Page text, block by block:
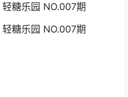
轻糖乐园 NO.007期
轻糖乐园 NO.007期